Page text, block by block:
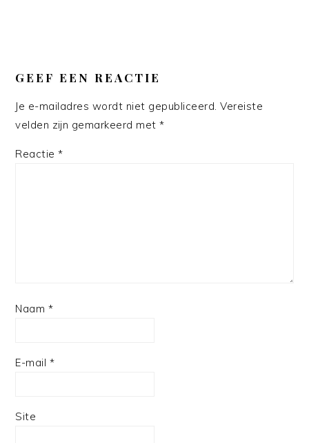
GEEF EEN REACTIE
Je e-mailadres wordt niet gepubliceerd. Vereiste
velden zijn gemarkeerd met*
Reactie*
Naam *
E-mail *
Site